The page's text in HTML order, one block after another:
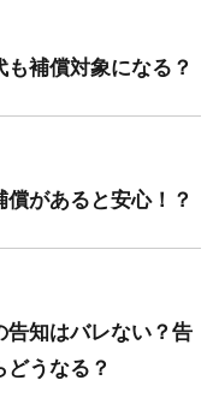
補償対象になる？
があると安心！？
告知はバレない？告
うなる？